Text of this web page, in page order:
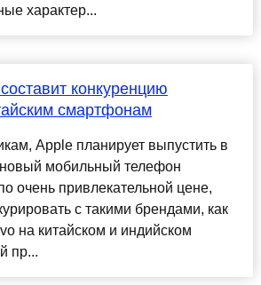
характер...
конкуренцию
смартфонам
Apple планирует выпустить в
мобильный телефон
очень привлекательной цене,
с такими брендами, как
на китайском и индийском
пр...